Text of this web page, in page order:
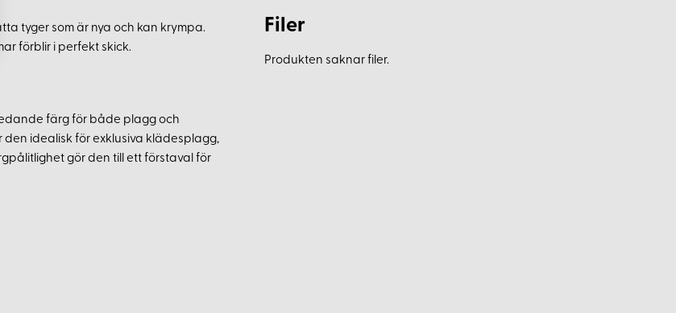
tyger som är nya och kan krympa.
förblir i perfekt skick.
färg för både plagg och
idealisk för exklusiva klädesplagg,
gör den till ett förstaval för
Filer
Produkten saknar filer.